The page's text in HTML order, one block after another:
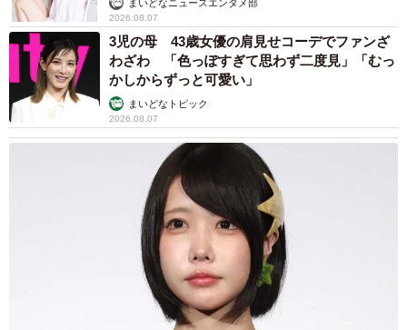
まいどなニュースエンタメ部
2026.08.07
3児の母 43歳女優の肩見せコーデでファンざ
わざわ 「色っぽすぎて思わず二度見」「むっ
かしからずっと可愛い」
まいどなトピック
2026.08.07